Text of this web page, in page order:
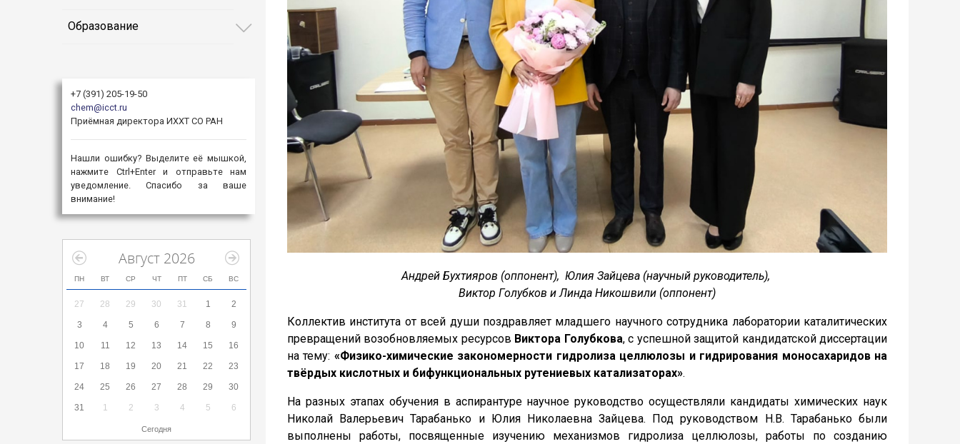
Образование
+7 (391) 205-19-50
chem@icct.ru
Приёмная директора ИХХТ СО РАН
Нашли ошибку? Выделите её мышкой,
нажмите Ctrl+Enter и отправьте нам
уведомление. Спасибо за ваше
внимание!
Август 2026
ПН ВТ СР ЧТ ПТ СБ ВС
27 28 29 30 31 1 2
3 4 5 6 7 8 9
10 11 12 13 14 15 16
17 18 19 20 21 22 23
24 25 26 27 28 29 30
31 1 2 3 4 5 6
Сегодня
Андрей Бухтияров (оппонент), Юлия Зайцева (научный руководитель),
Виктор Голубков и Линда Никошвили (оппонент)
Коллектив института от всей души поздравляет младшего научного сотрудника лаборатории каталитических
превращений возобновляемых ресурсов Виктора Голубкова, с успешной защитой кандидатской диссертации
на тему: «Физико-химические закономерности гидролиза целлюлозы и гидрирования моносахаридов на
твёрдых кислотных и бифункциональных рутениевых катализаторах».
На разных этапах обучения в аспирантуре научное руководство осуществляли кандидаты химических наук
Николай Валерьевич Тарабанько и Юлия Николаевна Зайцева. Под руководством Н.В. Тарабанько были
выполнены работы, посвященные изучению механизмов гидролиза целлюлозы, работы по созданию